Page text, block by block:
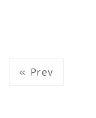
« Prev